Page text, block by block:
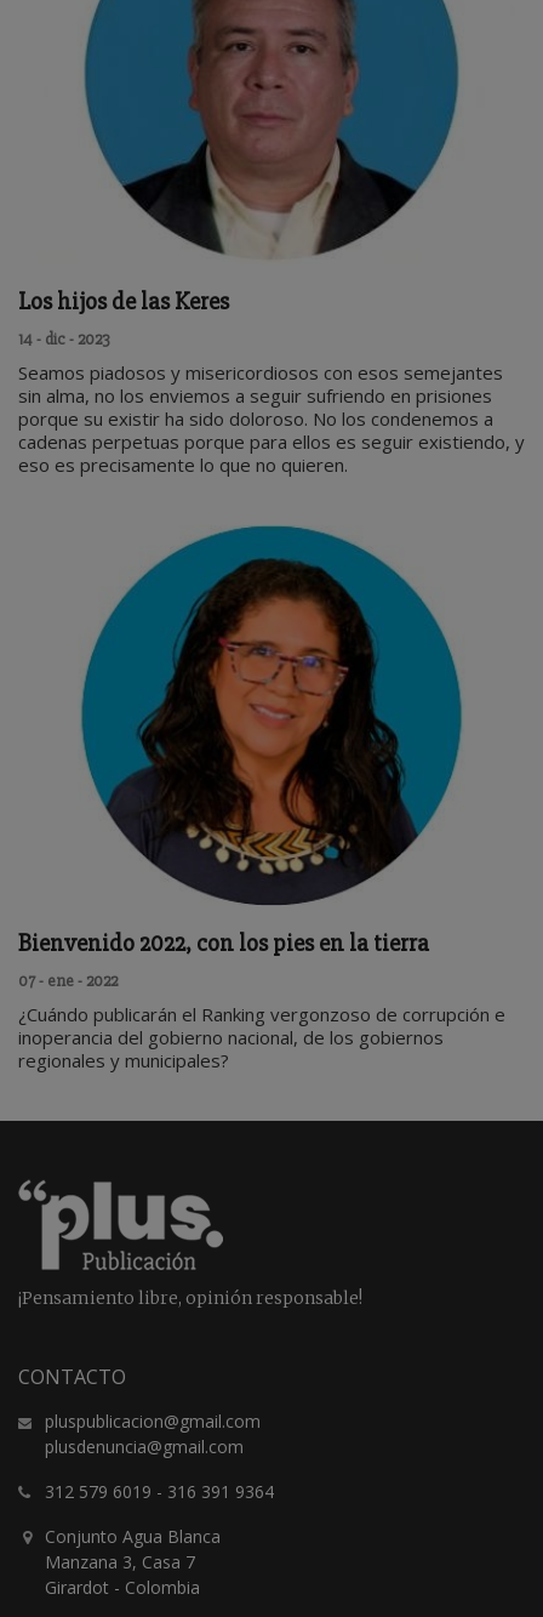
Los hijos de las Keres
14 - dic - 2023
Seamos piadosos y misericordiosos con esos semejantes
sin alma, no los enviemos a seguir sufriendo en prisiones
porque su existir ha sido doloroso. No los condenemos a
cadenas perpetuas porque para ellos es seguir existiendo, y
eso es precisamente lo que no quieren.
Bienvenido 2022, con los pies en la tierra
07 - ene - 2022
¿Cuándo publicarán el Ranking vergonzoso de corrupción e
inoperancia del gobierno nacional, de los gobiernos
regionales y municipales?
¡Pensamiento libre, opinión responsable!
CONTACTO
pluspublicacion@gmail.com
plusdenuncia@gmail.com
312 579 6019 - 316 391 9364
Conjunto Agua Blanca
Manzana 3, Casa 7
Girardot - Colombia